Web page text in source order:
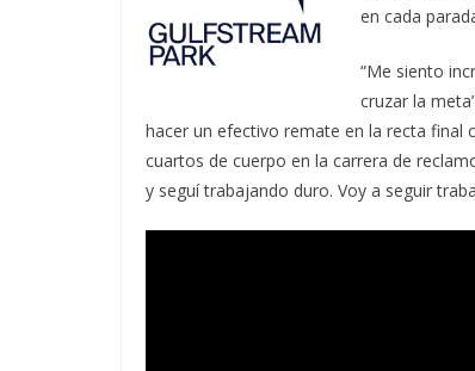
en cada
“Me siento
cruzar la
hacer un efectivo remate en la recta final
cuartos de cuerpo en la carrera de
y seguí trabajando duro. Voy a seguir